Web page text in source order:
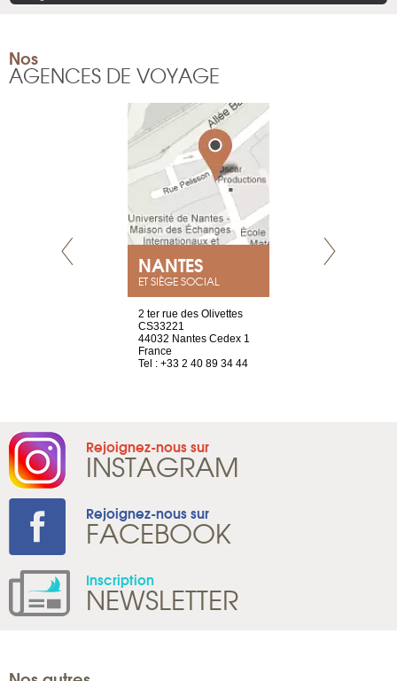
Nos
AGENCES DE VOYAGE
NANTES
ET SIÈGE SOCIAL
2 ter rue des Olivettes
CS33221
44032 Nantes Cedex 1
France
Tel : +33 2 40 89 34 44
Rejoignez-nous sur
INSTAGRAM
Rejoignez-nous sur
FACEBOOK
Inscription
NEWSLETTER